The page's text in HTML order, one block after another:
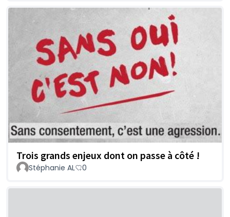
Trois grands enjeux dont on passe à côté !
Stéphanie AL 0